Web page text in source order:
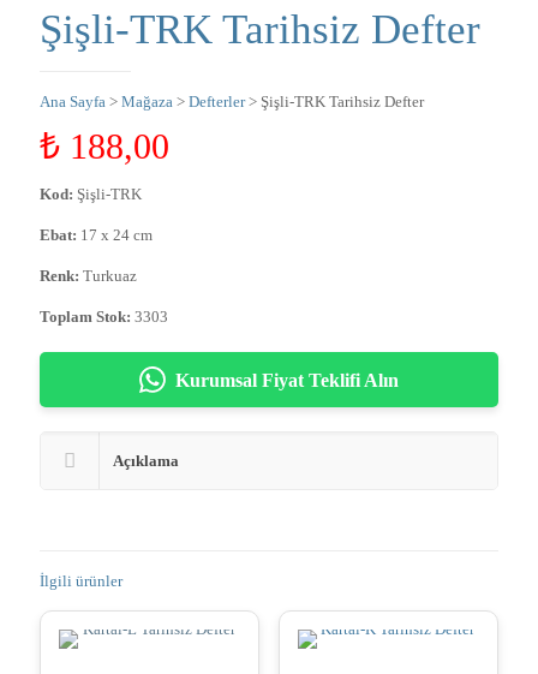
Şişli-TRK Tarihsiz Defter
Ana Sayfa > Mağaza > Defterler> Şişli-TRK Tarihsiz Defter
₺ 188,00
Kod: Şişli-TRK
Ebat: 17 x 24 cm
Renk: Turkuaz
Toplam Stok: 3303
Kurumsal Fiyat Teklifi Alın
Açıklama
İlgili ürünler